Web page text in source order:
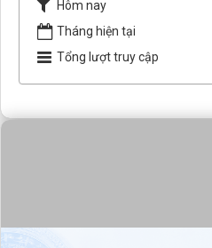
Hôm nay
Tháng hiện tại
Tổng lượt truy cập